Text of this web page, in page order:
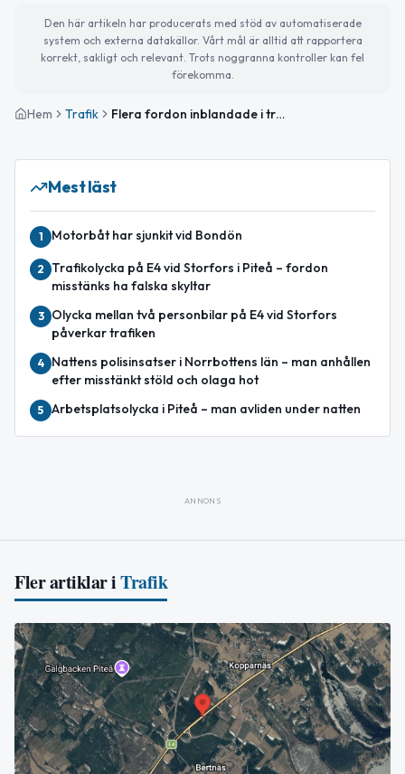
Den här artikeln har producerats med stöd av automatiserade
system och externa datakällor. Vårt mål är alltid att rapportera
korrekt, sakligt och relevant. Trots noggranna kontroller kan fel
förekomma.
Hem Trafik Flera fordon inblandade i trafikolycka på E4 mellan Trollbäcken och Lappnäset
Mest läst
1 Motorbåt har sjunkit vid Bondön
2
Trafikolycka på E4 vid Storfors i Piteå – fordon
misstänks ha falska skyltar
3
Olycka mellan två personbilar på E4 vid Storfors
påverkar trafiken
4
Nattens polisinsatser i Norrbottens län – man anhållen
efter misstänkt stöld och olaga hot
5 Arbetsplatsolycka i Piteå – man avliden under natten
ANNONS
Fler artiklar iTrafik